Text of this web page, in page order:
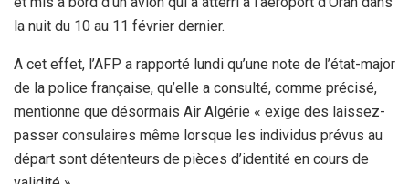
la nuit du 10 au 11 février dernier.
A cet effet, l’AFP a rapporté lundi qu’une note de l’état-major
de la police française, qu’elle a consulté, comme précisé,
mentionne que désormais Air Algérie « exige des laissez-
passer consulaires même lorsque les individus prévus au
départ sont détenteurs de pièces d’identité en cours de